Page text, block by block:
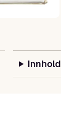
Innhold